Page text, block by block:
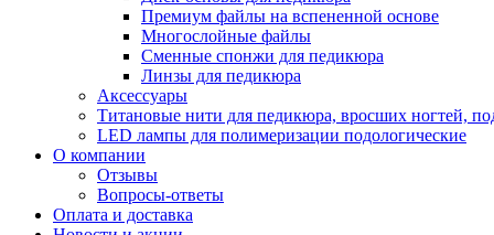
Премиум файлы на вспененной основе
Многослойные файлы
Сменные спонжи для педикюра
Линзы для педикюра
Аксессуары
Титановые нити для педикюра, вросших ногтей,
LED лампы для полимеризации подологические
О компании
Отзывы
Вопросы-ответы
Оплата и доставка